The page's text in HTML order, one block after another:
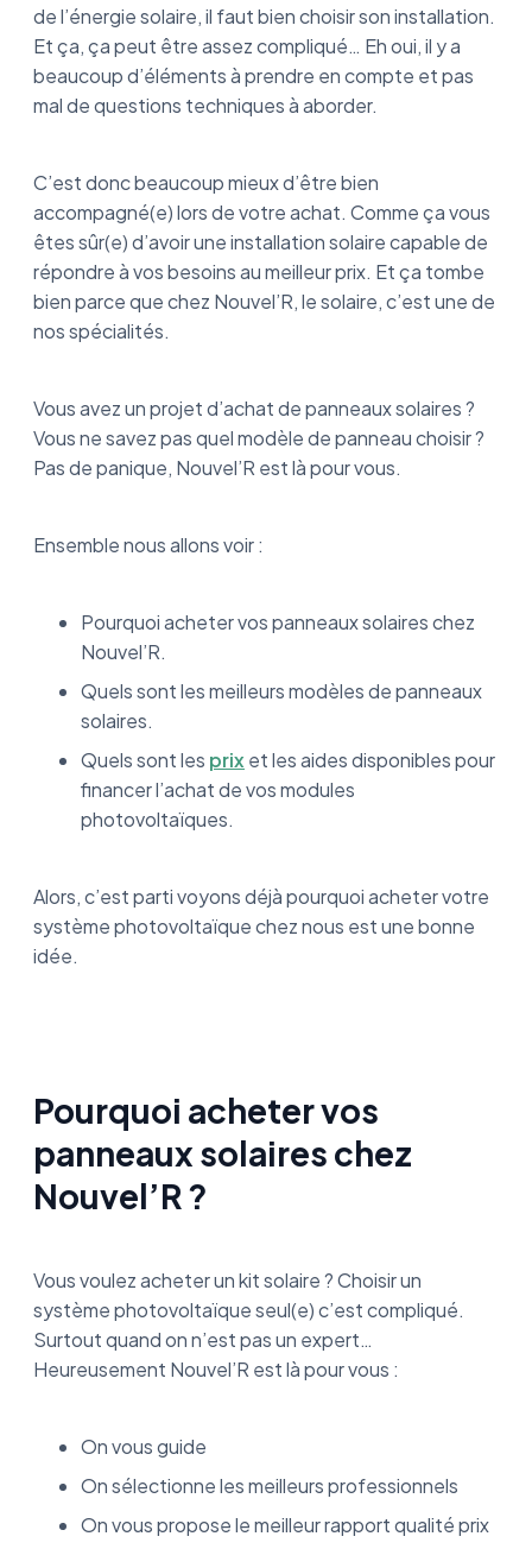
de l’énergie solaire, il faut bien choisir son installation.
Et ça, ça peut être assez compliqué… Eh oui, il y a
beaucoup d’éléments à prendre en compte et pas
mal de questions techniques à aborder.
C’est donc beaucoup mieux d’être bien
accompagné(e) lors de votre achat. Comme ça vous
êtes sûr(e) d’avoir une installation solaire capable de
répondre à vos besoins au meilleur prix. Et ça tombe
bien parce que chez Nouvel’R, le solaire, c’est une de
nos spécialités.
Vous avez un projet d’achat de panneaux solaires ?
Vous ne savez pas quel modèle de panneau choisir ?
Pas de panique, Nouvel’R est là pour vous.
Ensemble nous allons voir :
Pourquoi acheter vos panneaux solaires chez
Nouvel’R.
Quels sont les meilleurs modèles de panneaux
solaires.
Quels sont les prix et les aides disponibles pour
financer l’achat de vos modules
photovoltaïques.
Alors, c’est parti voyons déjà pourquoi acheter votre
système photovoltaïque chez nous est une bonne
idée.
Pourquoi acheter vos
panneaux solaires chez
Nouvel’R ?
Vous voulez acheter un kit solaire ? Choisir un
système photovoltaïque seul(e) c’est compliqué.
Surtout quand on n’est pas un expert…
Heureusement Nouvel’R est là pour vous :
On vous guide
On sélectionne les meilleurs professionnels
On vous propose le meilleur rapport qualité prix